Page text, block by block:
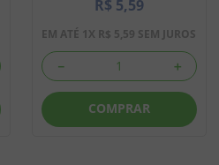
R$ 5,59
EM ATÉ 1X R$ 5,59 SEM JUROS
＋
－
COMPRAR